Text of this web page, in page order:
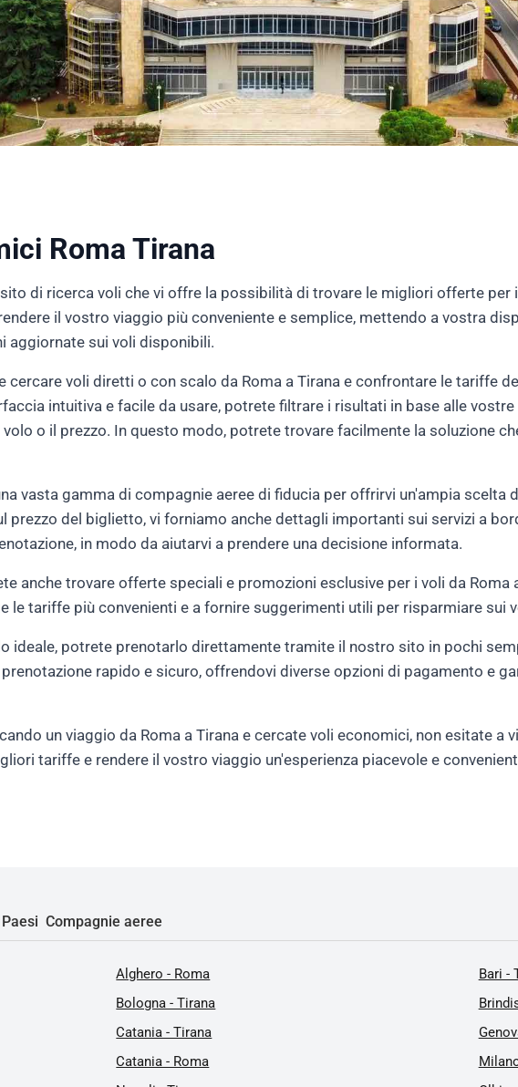
Roma Tirana
sito di ricerca voli che vi offre la possibilità di trovare le migliori offerte per
il vostro viaggio più conveniente e semplice, mettendo a vostra
aggiornate sui voli disponibili.
cercare voli diretti o con scalo da Roma a Tirana e confrontare le tariffe
intuitiva e facile da usare, potrete filtrare i risultati in base alle
volo o il prezzo. In questo modo, potrete trovare facilmente la soluzione
vasta gamma di compagnie aeree di fiducia per offrirvi un'ampia scelta
prezzo del biglietto, vi forniamo anche dettagli importanti sui servizi a
in modo da aiutarvi a prendere una decisione informata.
anche trovare offerte speciali e promozioni esclusive per i voli da Roma
le tariffe più convenienti e a fornire suggerimenti utili per risparmiare sui
ideale, potrete prenotarlo direttamente tramite il nostro sito in pochi
rapido e sicuro, offrendovi diverse opzioni di pagamento e
un viaggio da Roma a Tirana e cercate voli economici, non esitate a
tariffe e rendere il vostro viaggio un'esperienza piacevole e
Paesi Compagnie aeree
Alghero - Roma
Bari -
Bologna - Tirana
Catania - Tirana
Catania - Roma